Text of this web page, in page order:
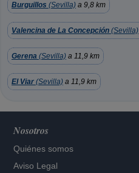
Burguillos (Sevilla) a 9,8 km
Valencina de La Concepción (Sevilla)
Gerena (Sevilla) a 11,9 km
El Viar (Sevilla) a 11,9 km
Nosotros
Quiénes somos
Aviso Legal